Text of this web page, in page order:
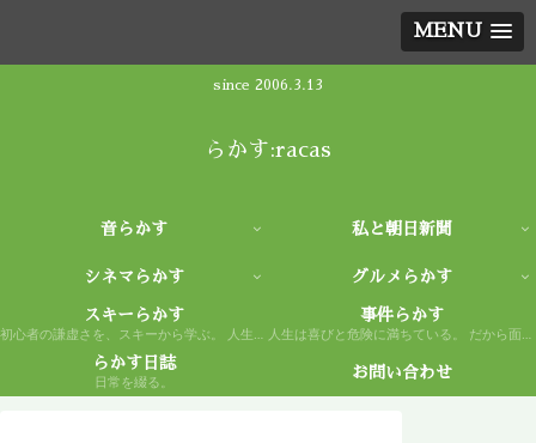
MENU
since 2006.3.13
らかす:racas
音らかす 私と朝日新聞
シネマらかす グルメらかす
スキーらかす
初心者の謙虚さを、スキーから学ぶ。 人生もまた然り。
事件らかす
人生は喜びと危険に満ちている。 だから面白い。
らかす日誌
日常を綴る。
お問い合わせ